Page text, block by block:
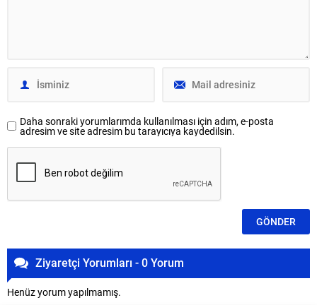
Daha sonraki yorumlarımda kullanılması için adım, e-posta
adresim ve site adresim bu tarayıcıya kaydedilsin.
Ziyaretçi Yorumları - 0 Yorum
Henüz yorum yapılmamış.